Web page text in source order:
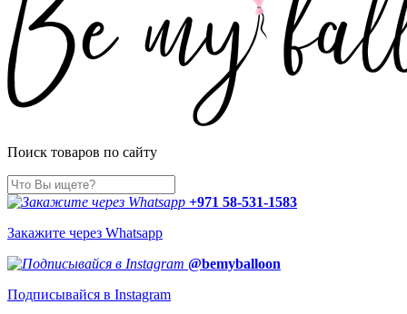
Поиск товаров по сайту
+971 58-531-1583
Закажите через Whatsapp
@bemyballoon
Подписывайся в Instagram